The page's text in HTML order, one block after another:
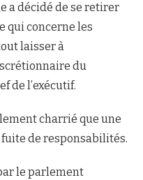
a décidé de se retirer
qui concerne les
laisser à
du
de l’exécutif.
charrié que une
de responsabilités.
le parlement